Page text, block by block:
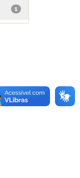
1